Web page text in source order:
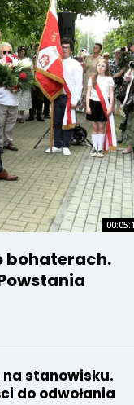
bohaterach.
stanowisku.
do odwołania